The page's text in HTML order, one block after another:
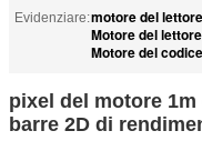
Evidenziare:motore del
Motore del
Motore del
pixel del motore
barre 2D di